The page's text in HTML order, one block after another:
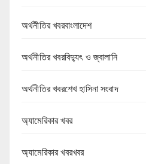
অর্থনীতির খবরবাংলাদেশ
অর্থনীতির খবরবিদ্যুৎ ও জ্বালানি
অর্থনীতির খবরশেখ হাসিনা সংবাদ
অ্যামেরিকার খবর
অ্যামেরিকার খবরখবর